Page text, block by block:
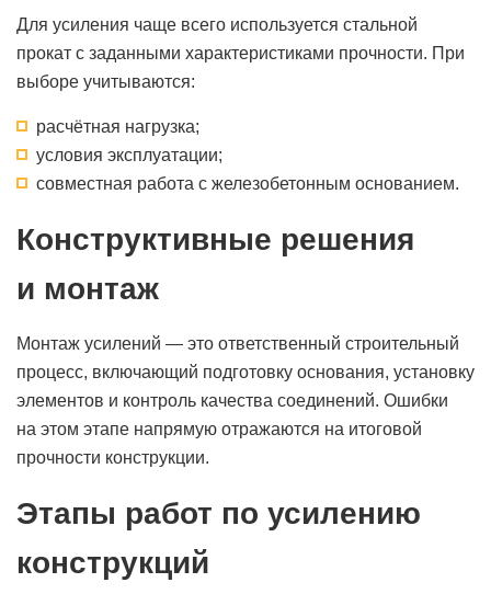
Для усиления чаще всего используется стальной
прокат с заданными характеристиками прочности. При
выборе учитываются:
расчётная нагрузка;
условия эксплуатации;
совместная работа с железобетонным основанием.
Конструктивные решения
и монтаж
Монтаж усилений — это ответственный строительный
процесс, включающий подготовку основания, установку
элементов и контроль качества соединений. Ошибки
на этом этапе напрямую отражаются на итоговой
прочности конструкции.
Этапы работ по усилению
конструкций